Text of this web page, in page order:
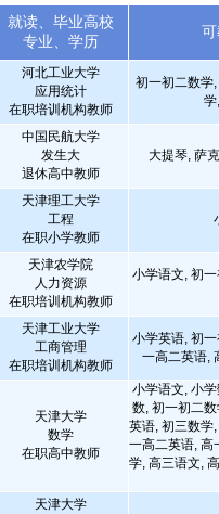
就读、毕业高校
专业、学历
河北工业大学
应用统计
在职培训机构教师
初一初二数学
中国民航大学
发生大
退休高中教师
大提琴, 萨
天津理工大学
工程
在职小学教师
天津农学院
人力资源
在职培训机构教师
小学语文, 初
天津工业大学
工商管理
在职培训机构教师
小学英语, 初
一高二英语,
天津大学
数学
在职高中教师
小学语文, 小
数, 初一初二
英语, 初三数学
一高二英语, 高
学, 高三语文,
天津大学